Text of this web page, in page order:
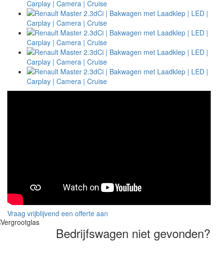
Vraag vrijblijvend een offerte aan
Bedrijfswagen niet gevonden?